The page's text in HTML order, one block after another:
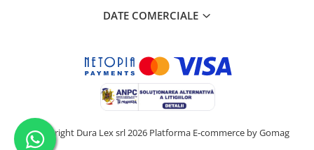
DATE COMERCIALE
©Copyright Dura Lex srl 2026 Platforma E-commerce by Gomag